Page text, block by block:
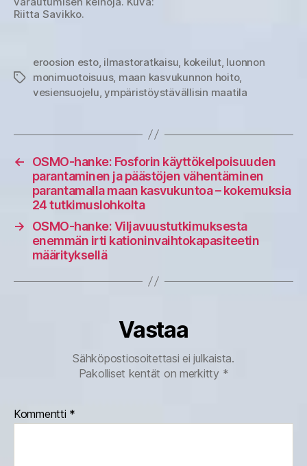
Riitta Savikko.
Avainsanat
eroosion esto, ilmastoratkaisu kokeilut, luonnon
monimuotoisuus, maan kasvukunnon hoito,
vesiensuojelu ,ympäristöystävällisin maatila
←
OSMO-hanke: Fosforin käyttökelpoisuuden
parantaminen ja päästöjen vähentäminen
parantamalla maan kasvukuntoa – kokemuksia
24 tutkimuslohkolta
→
OSMO-hanke: Viljavuustutkimuksesta
enemmän irti kationinvaihtokapasiteetin
määrityksellä
Vastaa
Sähköpostiosoitettasi ei julkaista.
Pakolliset kentät on merkitty *
Kommentti *